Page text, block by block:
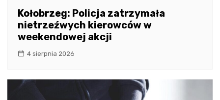
Kołobrzeg: Policja zatrzymała
nietrzeźwych kierowców w
weekendowej akcji
4 sierpnia 2026